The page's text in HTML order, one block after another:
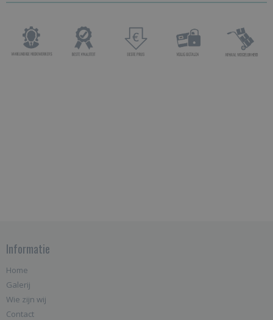
Informatie
Home
Galerij
Wie zijn wij
Contact